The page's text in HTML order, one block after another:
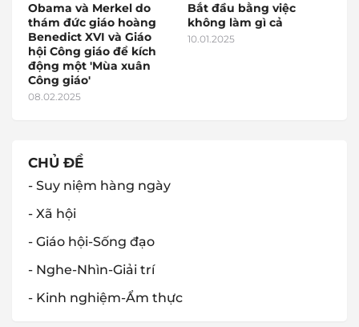
Obama và Merkel do
thám đức giáo hoàng
Benedict XVI và Giáo
hội Công giáo để kích
động một 'Mùa xuân
Công giáo'
08.02.2025
Bắt đầu bằng việc
không làm gì cả
10.01.2025
CHỦ ĐỀ
- Suy niệm hàng ngày
- Xã hội
- Giáo hội-Sống đạo
- Nghe-Nhìn-Giải trí
- Kinh nghiệm-Ẩm thực